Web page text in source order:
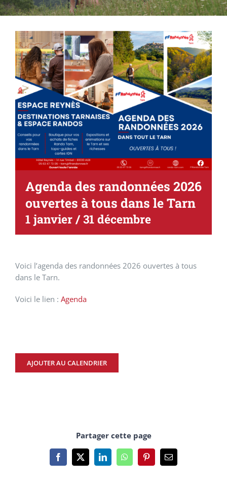
Agenda des randonnées 2026
ouvertes à tous dans le Tarn
1 janvier /31 décembre
Voici l’agenda des randonnées 2026 ouvertes à tous
dans le Tarn.
Voici le lien : Agenda
AJOUTER AU CALENDRIER
Partager cette page
Facebook
X LinkedInWhatsAppPinterestEmail